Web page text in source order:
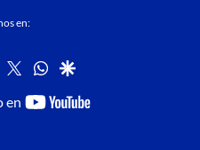
en:
instagram
twitterwhatsapp
google
en
youtube-